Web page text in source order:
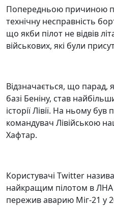
Попередньою причиною
технічну несправність
що якби пілот не відвів
військових, які були
Відзначається, що парад,
базі Беніну, став
історії Лівії. На ньому
командувач Лівійською
Хафтар.
Користувачі Twitter
найкращим пілотом в ЛНА
пережив аварию Міг-21 у